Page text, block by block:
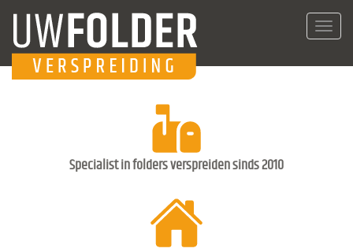
Specialist in folders verspreiden sinds 2010